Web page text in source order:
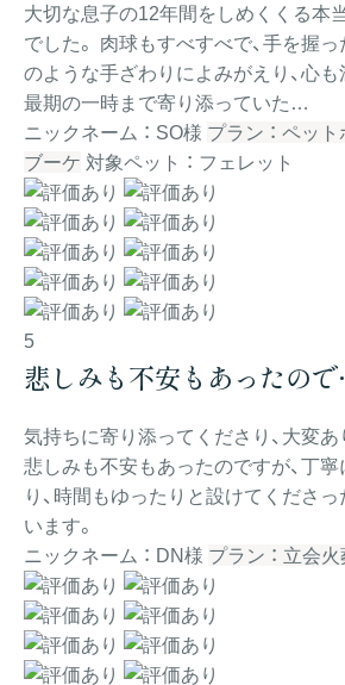
大切な息子の12年間をしめくくる本
でした。 肉球もすべすべで、手を握
のような手ざわりによみがえり、心も
最期の一時まで寄り添っていた…
ニックネーム ： SO様 プラン ： ペッ
ブーケ 対象ペット ： フェレット
5
悲しみも不安もあったの
気持ちに寄り添ってくださり、大変あ
悲しみも不安もあったのですが、丁
り、時間もゆったりと設けてくださ
います。
ニックネーム ： DN様 プラン ： 立会